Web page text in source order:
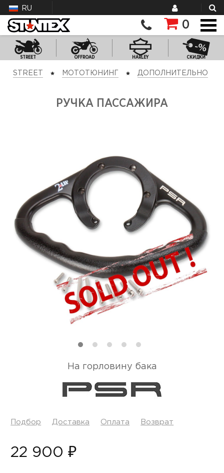
RU
0
STREET OFFROAD HARLEY СКИДКИ
STREET МОТОТЮНИНГ ДОПОЛНИТЕЛЬНО
РУЧКА ПАССАЖИРА
На горловину бака
Подбор Доставка Оплата Возврат
22 900 ₽